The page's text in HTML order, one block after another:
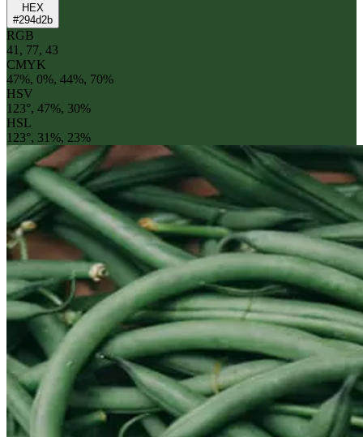
HEX
#294d2b
RGB
41, 77, 43
CMYK
47%, 0%, 44%, 70%
HSV
123°, 47%, 30%
HSL
123°, 31%, 23%